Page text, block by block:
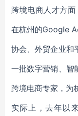
跨境电商人才方
在杭州的Google
协会、外贸企业和
一批数字营销、智
跨境电商专家，为
实际上，去年以